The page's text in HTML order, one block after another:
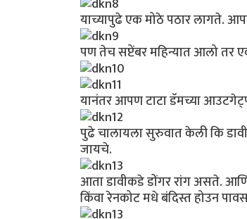
याच्यापुढे एक मोठे पठार लागते.
पण तेच सप्टेंबर महिन्यात आलो तर
यानंतर आपण टाटा डॅमच्या
पुढे चालायला सुरुवात केली कि
जायचे.
आता डावीकडे डोंगर रांग असते.
किंवा रेनकोट मधे बंदिस्त होउन